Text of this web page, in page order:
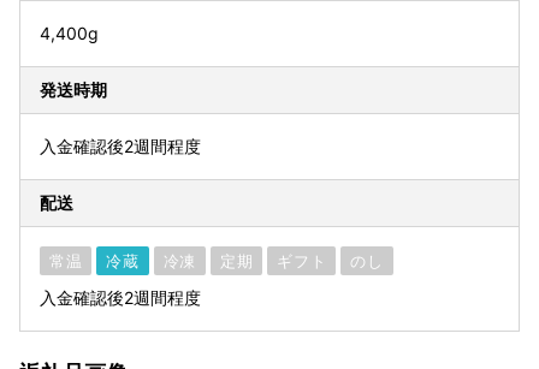
4,400g
発送時期
入金確認後2週間程度
配送
常温 冷蔵 冷凍 定期 ギフト のし
入金確認後2週間程度